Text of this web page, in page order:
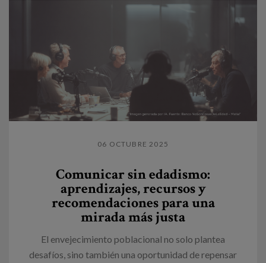
06 OCTUBRE 2025
Comunicar sin edadismo:
aprendizajes, recursos y
recomendaciones para una
mirada más justa
El envejecimiento poblacional no solo plantea
desafíos, sino también una oportunidad de repensar